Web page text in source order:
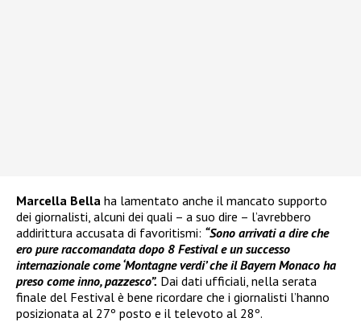
Marcella Bella ha lamentato anche il mancato supporto
dei giornalisti, alcuni dei quali – a suo dire – l’avrebbero
addirittura accusata di favoritismi: “Sono arrivati a dire che
ero pure raccomandata dopo 8 Festival e un successo
internazionale come ‘Montagne verdi’ che il Bayern Monaco ha
preso come inno, pazzesco”. Dai dati ufficiali, nella serata
finale del Festival è bene ricordare che i giornalisti l’hanno
posizionata al 27º posto e il televoto al 28º.